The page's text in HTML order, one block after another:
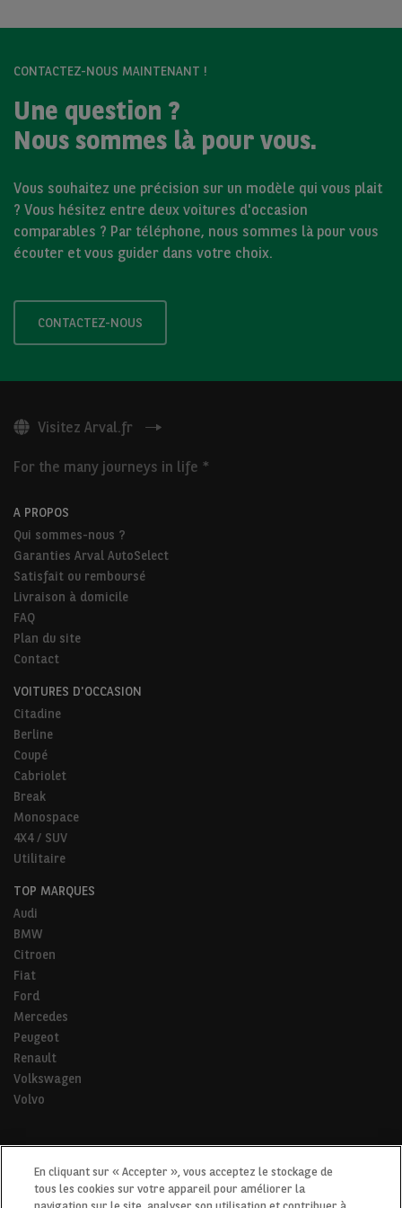
CONTACTEZ-NOUS MAINTENANT !
Une question ?
Nous sommes là pour vous.
Vous souhaitez une précision sur un modèle qui vous plait
? Vous hésitez entre deux voitures d'occasion
comparables ? Par téléphone, nous sommes là pour vous
écouter et vous guider dans votre choix.
CONTACTEZ-NOUS
Visitez Arval.fr
For the many journeys in life *
A PROPOS
Qui sommes-nous ?
Garanties Arval AutoSelect
Satisfait ou remboursé
Livraison à domicile
FAQ
Plan du site
Contact
VOITURES D'OCCASION
Citadine
Berline
Coupé
Cabriolet
Break
Monospace
4X4 / SUV
Utilitaire
TOP MARQUES
Audi
BMW
Citroen
Fiat
Ford
Mercedes
Peugeot
Renault
Volkswagen
Volvo
* Pour tous les trajets de la vie.
En cliquant sur « Accepter », vous acceptez le stockage de
tous les cookies sur votre appareil pour améliorer la